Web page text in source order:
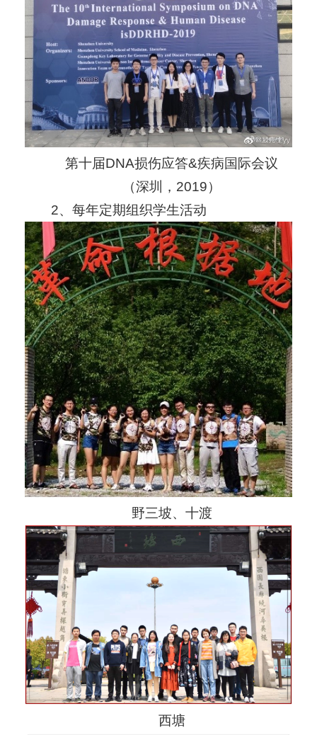
第十届DNA损伤应答&疾病国际会议
（深圳，2019）
2、每年定期组织学生活动
野三坡、十渡
西塘